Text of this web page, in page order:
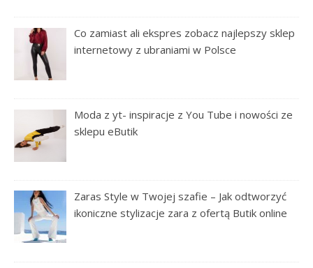
Co zamiast ali ekspres zobacz najlepszy sklep
internetowy z ubraniami w Polsce
Moda z yt- inspiracje z You Tube i nowości ze
sklepu eButik
Zaras Style w Twojej szafie – Jak odtworzyć
ikoniczne stylizacje zara z ofertą Butik online